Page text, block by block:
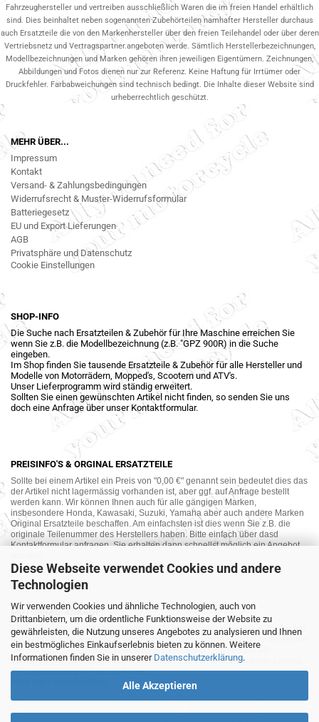
Diese Webseite verwendet Cookies und andere
Technologien
Wir verwenden Cookies und ähnliche Technologien, auch von
Drittanbietern, um die ordentliche Funktionsweise der Website zu
gewährleisten, die Nutzung unseres Angebotes zu analysieren und Ihnen
ein bestmögliches Einkaufserlebnis bieten zu können. Weitere
Informationen finden Sie in unserer Datenschutzerklärung.
Alle Akzeptieren
Fahrzeughersteller und vertreiben ausschließlich Waren die im freien Handel erhältlich
sind. Dies beinhaltet neben sogenannten Zubehörteilen namhafter Hersteller durchaus
auch Ersatzteile die von den Markenhersteller über den freien Teilehandel oder über deren
Vertriebsnetz und Vertragspartner.angeboten werde. Sämtlich Herstellerbezeichnungen,
Modellbezeichnungen und Marken gehören ihren jeweiligen Eigentümern. Zeichnungen,
Abbildungen und Fotos dienen nur zur Referenz. Keine Haftung für Irrtümer oder
Druckfehler. Farbabweichungen sind technisch bedingt. Die Inhalte dieser Website sind
urheberrechtlich geschützt.
MEHR ÜBER...
Impressum
Kontakt
Versand- & Zahlungsbedingungen
Widerrufsrecht & Muster-Widerrufsformular
Batteriegesetz
EU und Export Lieferungen
AGB
Privatsphäre und Datenschutz
Cookie Einstellungen
SHOP-INFO
Die Suche nach Ersatzteilen & Zubehör für Ihre Maschine erreichen Sie
wenn Sie z.B. die Modellbezeichnung (z.B. "GPZ 900R) in die Suche
eingeben.
Im Shop finden Sie tausende Ersatzteile & Zubehör für alle Hersteller und
Modelle von Motorrädern, Mopped's, Scootern und ATV's.
Unser Lieferprogramm wird ständig erweitert.
Sollten Sie einen gewünschten Artikel nicht finden, so senden Sie uns
doch eine Anfrage über unser Kontaktformular.
PREISINFO'S & ORGINAL ERSATZTEILE
Sollte bei einem Artikel ein Preis von "0,00 €" genannt sein bedeutet dies das
der Artikel nicht lagermässig vorhanden ist, aber ggf. auf Anfrage bestellt
werden kann. Wir können Ihnen auch für alle gängigen Marken,
insbesondere Honda, Kawasaki, Suzuki, Yamaha aber auch andere Marken
Original Ersatzteile beschaffen. Am einfachsten ist dies wenn Sie z.B. die
originale Teilenummer des Herstellers haben. Bitte einfach über dasd
Kontaktformular anfragen. Sie erhalten dann schnellst möglich ein Angebot
MOTORRAD-ANKAUF
Sie möchte Ihr altes Motorrad oder Ihre Motorradteile verkaufen ? Wir kaufen
auch gebrauchte Motorräder und Ersatzteilträger sowie Ersatzteile an. Bieten
Sie uns doch unverbindlich das was Sie verkaufen möchten an. Wir
bemühen uns dann eine sowohl für Sie als auch für uns akzeptable Lösung
mit angemessenem Preis zu finden.